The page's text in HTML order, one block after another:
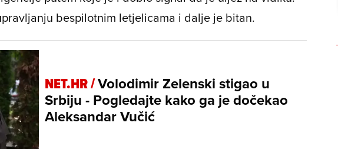
bespilotnim letjelicama i dalje je bitan.
NET.HR /Volodimir Zelenski stigao u
Srbiju - Pogledajte kako ga je dočekao
Aleksandar Vučić